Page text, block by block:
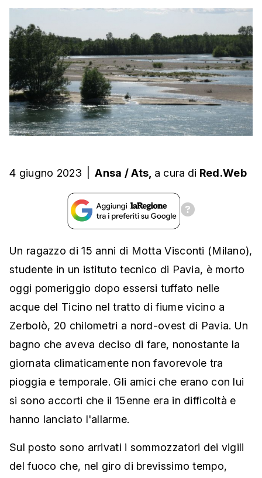
4 giugno 2023 Ansa / Ats, a cura di Red.Web
Un ragazzo di 15 anni di Motta Visconti (Milano),
studente in un istituto tecnico di Pavia, è morto
oggi pomeriggio dopo essersi tuffato nelle
acque del Ticino nel tratto di fiume vicino a
Zerbolò, 20 chilometri a nord-ovest di Pavia. Un
bagno che aveva deciso di fare, nonostante la
giornata climaticamente non favorevole tra
pioggia e temporale. Gli amici che erano con lui
si sono accorti che il 15enne era in difficoltà e
hanno lanciato l'allarme.
Sul posto sono arrivati i sommozzatori dei vigili
del fuoco che, nel giro di brevissimo tempo,